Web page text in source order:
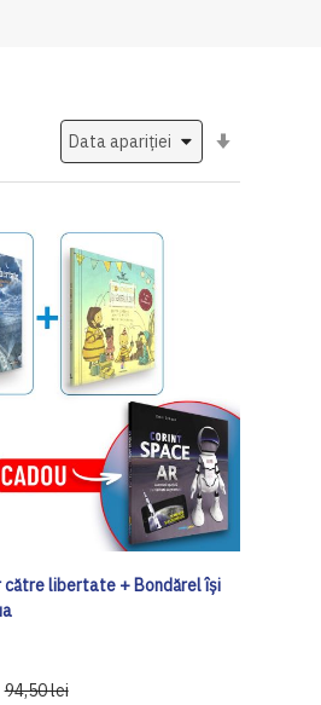
către libertate + Bondărel își
94,50 lei